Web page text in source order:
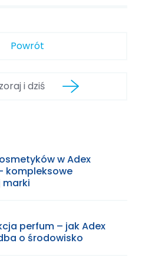
Powrót
i dziś
w Adex
kompleksowe
marki
perfum – jak Adex
o środowisko